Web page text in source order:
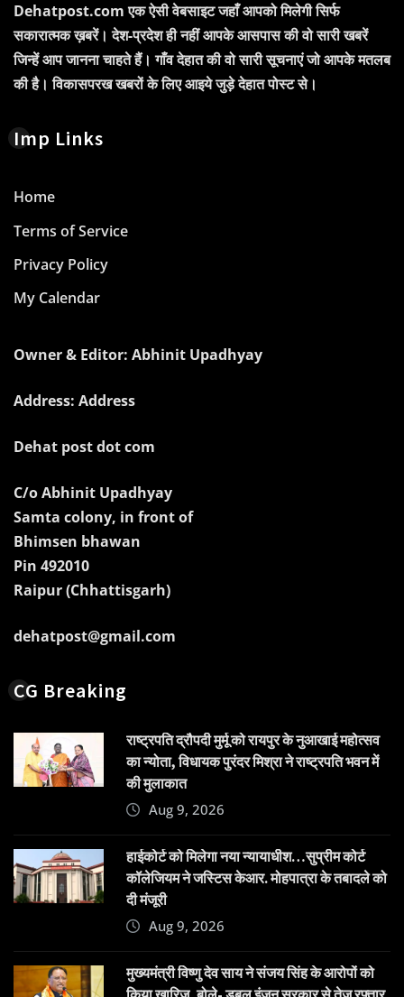
Dehatpost.com एक ऐसी वेबसाइट जहाँ आपको मिलेगी सिर्फ
सकारात्मक ख़बरें। देश-प्रदेश ही नहीं आपके आसपास की वो सारी खबरें
जिन्हें आप जानना चाहते हैं। गाँव देहात की वो सारी सूचनाएं जो आपके मतलब
की है। विकासपरख खबरों के लिए आइये जुड़े देहात पोस्ट से।
Imp Links
Home
Terms of Service
Privacy Policy
My Calendar
Owner & Editor: Abhinit Upadhyay
Address: Address
Dehat post dot com
C/o Abhinit Upadhyay
Samta colony, in front of
Bhimsen bhawan
Pin 492010
Raipur (Chhattisgarh)
dehatpost@gmail.com
CG Breaking
राष्ट्रपति द्रौपदी मुर्मू को रायपुर के नुआखाई महोत्सव
का न्योता, विधायक पुरंदर मिश्रा ने राष्ट्रपति भवन में
की मुलाकात
Aug 9, 2026
हाईकोर्ट को मिलेगा नया न्यायाधीश…सुप्रीम कोर्ट
कॉलेजियम ने जस्टिस केआर. मोहपात्रा के तबादले को
दी मंजूरी
Aug 9, 2026
मुख्यमंत्री विष्णु देव साय ने संजय सिंह के आरोपों को